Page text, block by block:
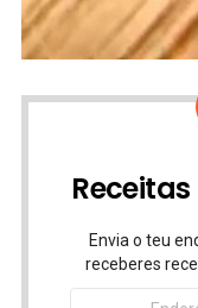
Envia o teu
receberes
Endereço